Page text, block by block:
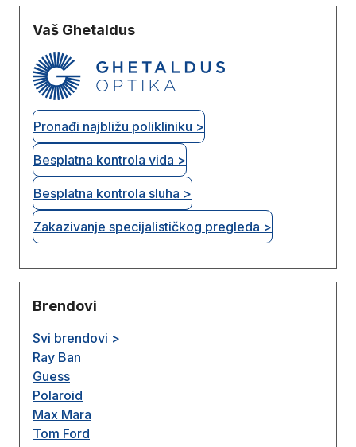
Vaš Ghetaldus
Pronađi najbližu polikliniku >
Besplatna kontrola vida >
Besplatna kontrola sluha >
Zakazivanje specijalističkog pregleda >
Brendovi
Svi brendovi >
Ray Ban
Guess
Polaroid
Max Mara
Tom Ford